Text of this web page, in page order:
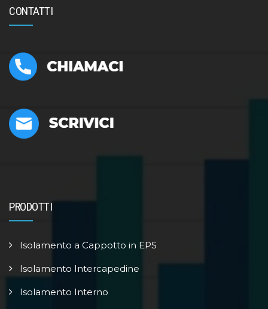
CONTATTI
PRODOTTI
Isolamento a Cappotto in EPS
Isolamento Intercapedine
Isolamento Interno